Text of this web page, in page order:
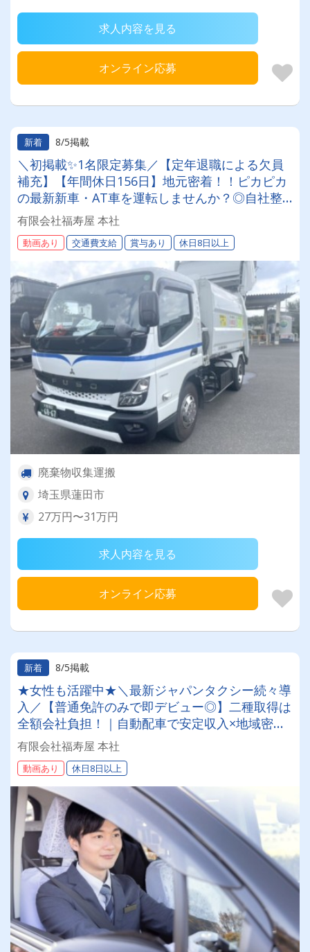
求人内容を見る
オンライン応募
新着 8/5掲載
＼初掲載✨1名限定募集／【定年退職による欠員
補充】【年間休日156日】地元密着！！ピカピカ
の最新新車・AT車を運転しませんか？◎自社整
備工場完備で車両ストレスなし｜法令順守のクリ
ーンな環境で長く安定して働ける「最後の転職
先」に相応しい好待遇をご用意しました★
有限会社福寿屋 本社
動画あり 交通費支給 賞与あり 休日8日以上
廃棄物収集運搬
埼玉県蓮田市
27万円〜31万円
求人内容を見る
オンライン応募
新着 8/5掲載
★女性も活躍中★＼最新ジャパンタクシー続々導
入／【普通免許のみで即デビュー◎】二種取得は
全額会社負担！｜自動配車で安定収入×地域密着
の安心感！自社整備工場＆最新洗車機完備でスト
レスなく働ける
有限会社福寿屋 本社
動画あり 休日8日以上